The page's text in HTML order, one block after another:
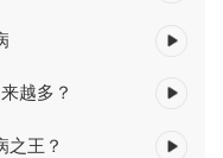
越多？
之王？